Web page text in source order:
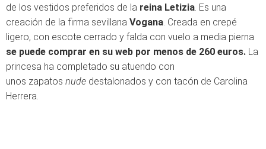
de los vestidos preferidos de la reina Letizia. Es una
creación de la firma sevillana Vogana. Creada en crepé
ligero, con escote cerrado y falda con vuelo a media pierna
se puede comprar en su web por menos de 260 euros. La
princesa ha completado su atuendo con
unos zapatos nude destalonados y con tacón de Carolina
Herrera.